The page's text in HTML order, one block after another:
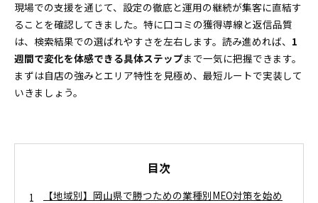
現場での支援を通じて、設定の徹底と運用の継続が集客に直結す
ることを確認してきました。特に口コミの獲得導線と返信品質
は、検索結果での選ばれやすさを左右します。読み進めれば、 1
週間で変化を体感できる具体ステップまで一気に把握できます。
まずは自店の強みとエリア特性を見極め、最短ルートで実装して
いきましょう。
目次
【地域別】岡山県で勝つための業種別MEO対策を始め